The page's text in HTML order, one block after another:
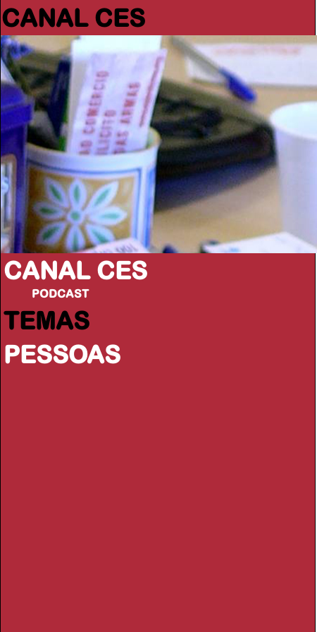
CANAL CES
CANAL CES
PODCAST
TEMAS
PESSOAS